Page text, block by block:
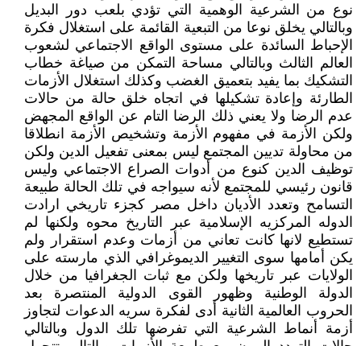
نوع من الشرعية الوهمية التي تؤدي بلعب دور البديل
وبالتالي يخلق نوعا من التبعية القائمة على استغلال فكرة
الإحباط السائدة على مستوى الواقع الاجتماعي لشعوب
العالم الثالث وبالتالي مساحة التمكن من صياغة خطاب
التشكيك بما يفيد بتعميق الغضب وكذلك استغلال الأزمات
الطارئة وإعادة تشكيلها في اتجاه خلق حالة من حالات
عدم الرضا ولا يعني ذلك الرضا التام عن الواقع المجهض
ولكن الأزمة في مفهوم الأزمة وتشخيص الأزمة انطلاقا
من محاولة تديين المجتمع ليس بمعنى تفعيل الدين ولكن
توظيف الدين كنوع من أدوات الصراع الاجتماعي وليس
قانون رئيسي للمجتمع لأنه سيواجه في تلك الحالة طبيعة
التسامح وتعدد الأديان داخل مصر كجزء تاريخي ارادت
الدوله المركزيه الإسلامية عبر التاريخ محوه ولكنها لم
تستطيع لانها كانت تعاني من أزمات وعدم استقرار ولم
يكن أمامها سوى التغيير الديموغرافي الذي مارسته على
الولايات عبر تاريخها ولكن مع ثبات الجغرافيا من خلال
الدولة الوطنية وظهور القوى الدولية المنتصرة بعد
الحروب العالمية الثانية أدى لفكرة سريه الدعوات لتجاوز
أزمة أنماط الشرعية التي تفرضها تلك الدول وبالتالي